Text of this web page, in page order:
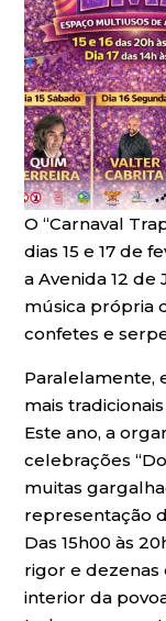
O “Carnaval
dias 15 e 17 de
a Avenida 12
música própria
confetes e
Paralelamente,
mais
Este ano, a
celebrações
muitas
representação
Das 15h00 às
rigor e
interior da